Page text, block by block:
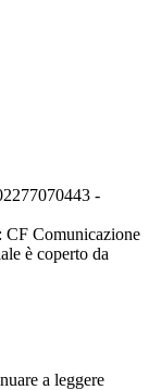
-
CF Comunicazione
è coperto da
a leggere